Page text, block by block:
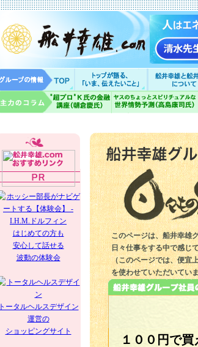
はじめての方も
安心して話せる
波動の体験会
トータルヘルスデザイン
運営の
ショッピングサイト
このページは、船井幸雄
日々仕事をする中で感じ
（このページでは、便宜
を使わせていただいてい
１００円で